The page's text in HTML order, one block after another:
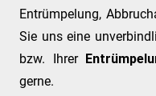
Entrümpelung,
Sie uns eine
bzw. Ihrer
gerne.